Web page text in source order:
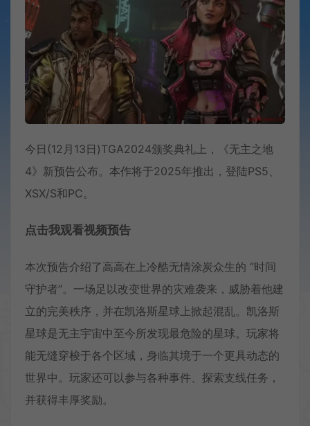
今日(12月13日)TGA2024颁奖典礼上，《无主之地
4》新预告公布。本作将于2025年推出，登陆PS5、
XSX/S和PC。
点击我观看视频预告
本次预告介绍了高高在上冷酷无情涂炭众生的 “时间
守护者”。一场足以改变世界的灾难袭来，威胁着他建
立的完美秩序，并在凯洛斯星球上掀起混乱。凯洛斯
星球是无主宇宙中至今所发现最危险的星球。玩家将
能无缝穿梭于各个区域，身临其境于一个更具动态的
世界中。玩家还可以参与各种事件、探索支线任务，
并获得丰厚奖励。